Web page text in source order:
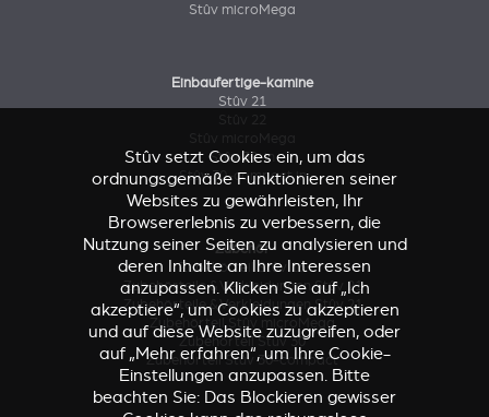
Stûv microMega
Einbaufertige-kamine
Stûv 21
Stûv 30-in
Stûv 30-compact in
Zubehör
Zubehörteil Stûv 16
Zubehörteile & Verkleidungen Stûv 21
Zubehörteile & Verkleidungen Stûv 21
Zubehörteil Stûv microMega
Zubehörteil Stûv 30
Zubehörteil Stûv 30-compact
Stûv setzt Cookies ein, um das
ordnungsgemäße Funktionieren seiner
Websites zu gewährleisten, Ihr
Browsererlebnis zu verbessern, die
Nutzung seiner Seiten zu analysieren und
deren Inhalte an Ihre Interessen
anzupassen. Klicken Sie auf „Ich
akzeptiere“, um Cookies zu akzeptieren
und auf diese Website zuzugreifen, oder
auf „Mehr erfahren“, um Ihre Cookie-
Einstellungen anzupassen. Bitte
beachten Sie: Das Blockieren gewisser